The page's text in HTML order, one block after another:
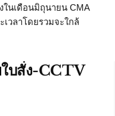
นเดือนมิถุนายน CMA
วลาโดยรวมจะใกล้
ใบสั่ง-CCTV